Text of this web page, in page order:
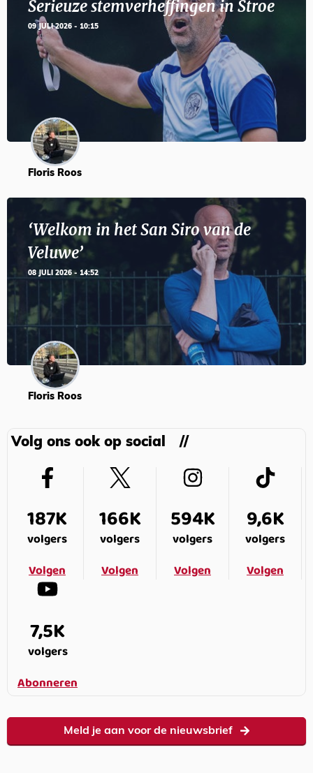
Serieuze stemverheffingen in Stroe
09 JULI 2026 - 10:15
Floris Roos
‘Welkom in het San Siro van de
Veluwe’
08 JULI 2026 - 14:52
Floris Roos
Volg ons ook op social
187K
volgers
Volgen
166K
volgers
Volgen
594K
volgers
Volgen
9,6K
volgers
Volgen
7,5K
volgers
Abonneren
Meld je aan voor de nieuwsbrief